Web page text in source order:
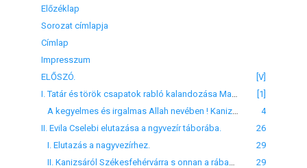
Előzéklap
Sorozat címlapja
Címlap
Impresszum
ELŐSZÓ.
[V]
[1]
4
II. Evila Cselebi elutazása a ngyvezír táborába.
26
I. Elutazás a nagyvezírhez.
29
29